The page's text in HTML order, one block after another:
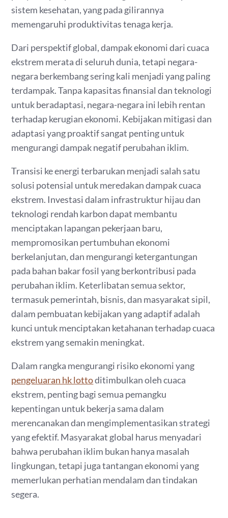
sistem kesehatan, yang pada gilirannya
memengaruhi produktivitas tenaga kerja.
Dari perspektif global, dampak ekonomi dari cuaca
ekstrem merata di seluruh dunia, tetapi negara-
negara berkembang sering kali menjadi yang paling
terdampak. Tanpa kapasitas finansial dan teknologi
untuk beradaptasi, negara-negara ini lebih rentan
terhadap kerugian ekonomi. Kebijakan mitigasi dan
adaptasi yang proaktif sangat penting untuk
mengurangi dampak negatif perubahan iklim.
Transisi ke energi terbarukan menjadi salah satu
solusi potensial untuk meredakan dampak cuaca
ekstrem. Investasi dalam infrastruktur hijau dan
teknologi rendah karbon dapat membantu
menciptakan lapangan pekerjaan baru,
mempromosikan pertumbuhan ekonomi
berkelanjutan, dan mengurangi ketergantungan
pada bahan bakar fosil yang berkontribusi pada
perubahan iklim. Keterlibatan semua sektor,
termasuk pemerintah, bisnis, dan masyarakat sipil,
dalam pembuatan kebijakan yang adaptif adalah
kunci untuk menciptakan ketahanan terhadap cuaca
ekstrem yang semakin meningkat.
Dalam rangka mengurangi risiko ekonomi yang
pengeluaran hk lottoditimbulkan oleh cuaca
ekstrem, penting bagi semua pemangku
kepentingan untuk bekerja sama dalam
merencanakan dan mengimplementasikan strategi
yang efektif. Masyarakat global harus menyadari
bahwa perubahan iklim bukan hanya masalah
lingkungan, tetapi juga tantangan ekonomi yang
memerlukan perhatian mendalam dan tindakan
segera.